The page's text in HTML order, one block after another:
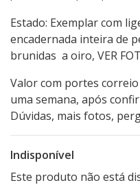
Estado: Exemplar com
encadernada inteira de
brunidas a oiro, VER
Valor com portes
uma semana, após
Dúvidas, mais fotos,
Indisponível
Este produto não está